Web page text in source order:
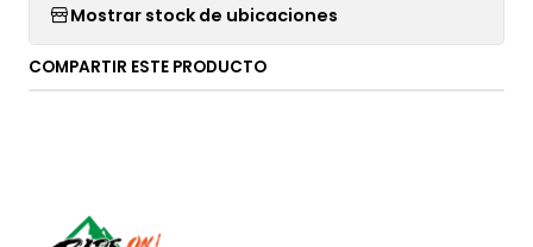
Mostrar stock de ubicaciones
COMPARTIR ESTE PRODUCTO